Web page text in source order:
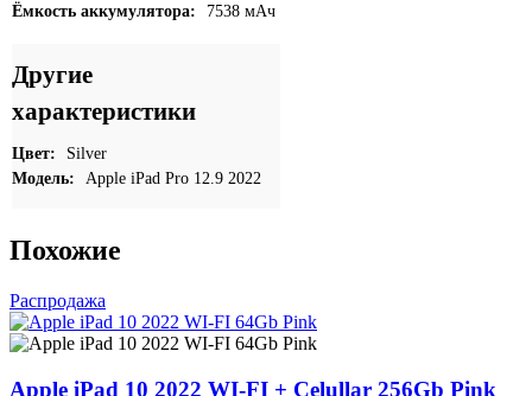
Ёмкость аккумулятора: 7538 мАч
Другие
характеристики
Цвет:
Silver
Модель:
Apple iPad Pro 12.9 2022
Похожие
Распродажа
Apple iPad 10 2022 WI-FI + Celullar 256Gb Pink